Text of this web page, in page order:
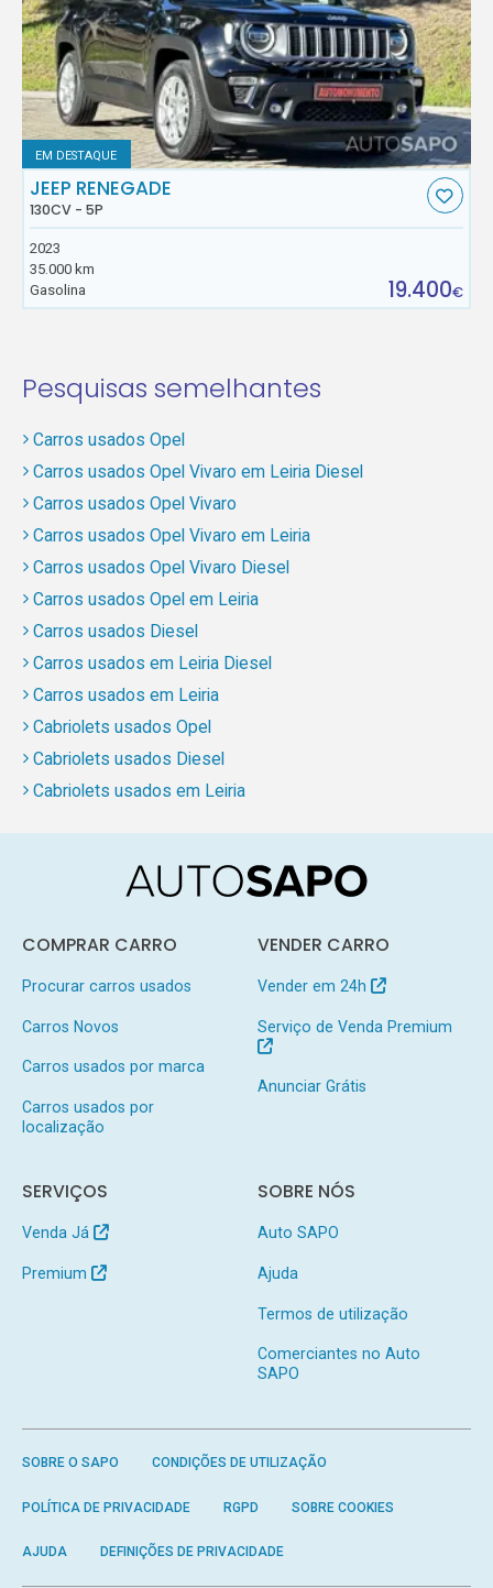
EM DESTAQUE
JEEP RENEGADE
130CV - 5P
2023
35.000 km
Gasolina
19.400€
Pesquisas semelhantes
Carros usados Opel
Carros usados Opel Vivaro em Leiria Diesel
Carros usados Opel Vivaro
Carros usados Opel Vivaro em Leiria
Carros usados Opel Vivaro Diesel
Carros usados Opel em Leiria
Carros usados Diesel
Carros usados em Leiria Diesel
Carros usados em Leiria
Cabriolets usados Opel
Cabriolets usados Diesel
Cabriolets usados em Leiria
COMPRAR CARRO
Procurar carros usados
Carros Novos
Carros usados por marca
Carros usados por
localização
VENDER CARRO
Vender em 24h
Serviço de Venda Premium
Anunciar Grátis
SERVIÇOS
Venda Já
Premium
SOBRE NÓS
Auto SAPO
Ajuda
Termos de utilização
Comerciantes no Auto
SAPO
SOBRE O SAPO CONDIÇÕES DE UTILIZAÇÃO
POLÍTICA DE PRIVACIDADE RGPD SOBRE COOKIES
AJUDA DEFINIÇÕES DE PRIVACIDADE